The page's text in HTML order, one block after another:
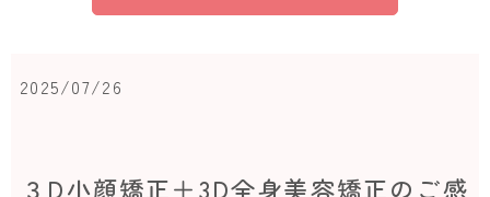
2025/07/26
３D小顔矯正＋3D全身美容矯正のご感